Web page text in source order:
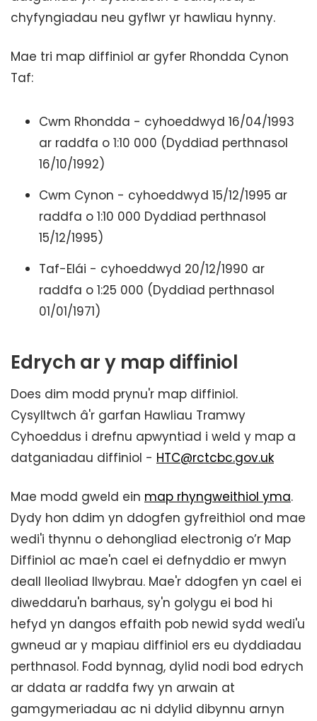
chyfyngiadau neu gyflwr yr hawliau hynny.
Mae tri map diffiniol ar gyfer Rhondda Cynon
Taf:
Cwm Rhondda - cyhoeddwyd 16/04/1993
ar raddfa o 1:10 000 (Dyddiad perthnasol
16/10/1992)
Cwm Cynon - cyhoeddwyd 15/12/1995 ar
raddfa o 1:10 000 Dyddiad perthnasol
15/12/1995)
Taf-Elái - cyhoeddwyd 20/12/1990 ar
raddfa o 1:25 000 (Dyddiad perthnasol
01/01/1971)
Edrych ar y map diffiniol
Does dim modd prynu'r map diffiniol.
Cysylltwch â'r garfan Hawliau Tramwy
Cyhoeddus i drefnu apwyntiad i weld y map a
datganiadau diffiniol - HTC@rctcbc.gov.uk
Mae modd gweld ein map rhyngweithiol yma.
Dydy hon ddim yn ddogfen gyfreithiol ond mae
wedi'i thynnu o dehongliad electronig o’r Map
Diffiniol ac mae'n cael ei defnyddio er mwyn
deall lleoliad llwybrau. Mae'r ddogfen yn cael ei
diweddaru'n barhaus, sy'n golygu ei bod hi
hefyd yn dangos effaith pob newid sydd wedi'u
gwneud ar y mapiau diffiniol ers eu dyddiadau
perthnasol. Fodd bynnag, dylid nodi bod edrych
ar ddata ar raddfa fwy yn arwain at
gamgymeriadau ac ni ddylid dibynnu arnyn